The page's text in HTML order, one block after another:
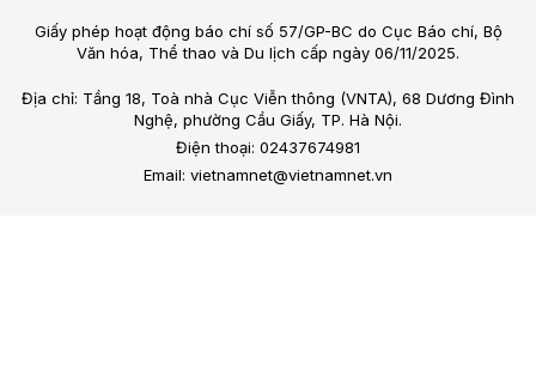
Giấy phép hoạt động báo chí số 57/GP-BC do Cục Báo chí, Bộ
Văn hóa, Thể thao và Du lịch cấp ngày 06/11/2025.
Địa chỉ: Tầng 18, Toà nhà Cục Viễn thông (VNTA), 68 Dương Đình
Nghệ, phường Cầu Giấy, TP. Hà Nội.
Điện thoại: 02437674981
Email: vietnamnet@vietnamnet.vn